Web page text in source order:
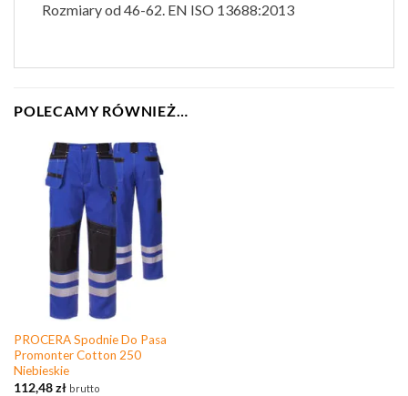
Rozmiary od 46-62. EN ISO 13688:2013
POLECAMY RÓWNIEŻ…
PROCERA Spodnie Do Pasa
Promonter Cotton 250
Niebieskie
112,48zł brutto